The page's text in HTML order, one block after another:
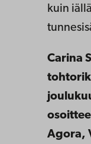
kuin
Carina
Agora,